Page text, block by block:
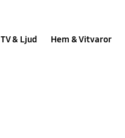
TV & Ljud Hem & Vitvaror